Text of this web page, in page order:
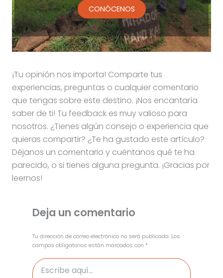
CONÓCENOS
¡Tu opinión nos importa! Comparte tus
experiencias, preguntas o cualquier comentario
que tengas sobre este destino. ¡Nos encantaría
saber de ti! Tu feedback es muy valioso para
nosotros. ¿Tienes algún consejo o experiencia que
quieras compartir? ¿Te ha gustado este artículo?
Déjanos un comentario y cuéntanos qué te ha
parecido, o si tienes alguna pregunta. ¡Gracias por
leernos!
Deja un comentario
Tu dirección de correo electrónico no será publicada. Los
campos obligatorios están marcados con *
Escribe
aquí...